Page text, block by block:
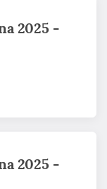
2025 -
2025 -